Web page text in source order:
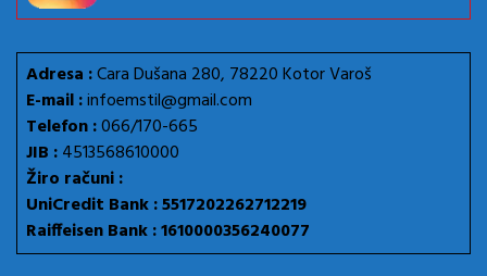
Adresa :Cara Dušana 280, 78220 Kotor Varoš
E-mail :infoemstil@gmail.com
Telefon :066/170-665
JIB :4513568610000
Žiro računi :
UniCredit Bank : 5517202262712219
Raiffeisen Bank : 1610000356240077